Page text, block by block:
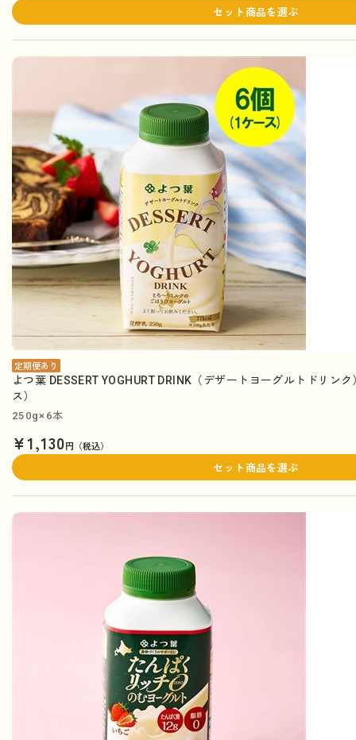
セット商品を選ぶ
定期便あり
よつ葉 DESSERT YOGHURT DRINK（デザートヨーグルトドリン
ス）
250g×6本
¥1,130円（税込）
セット商品を選ぶ